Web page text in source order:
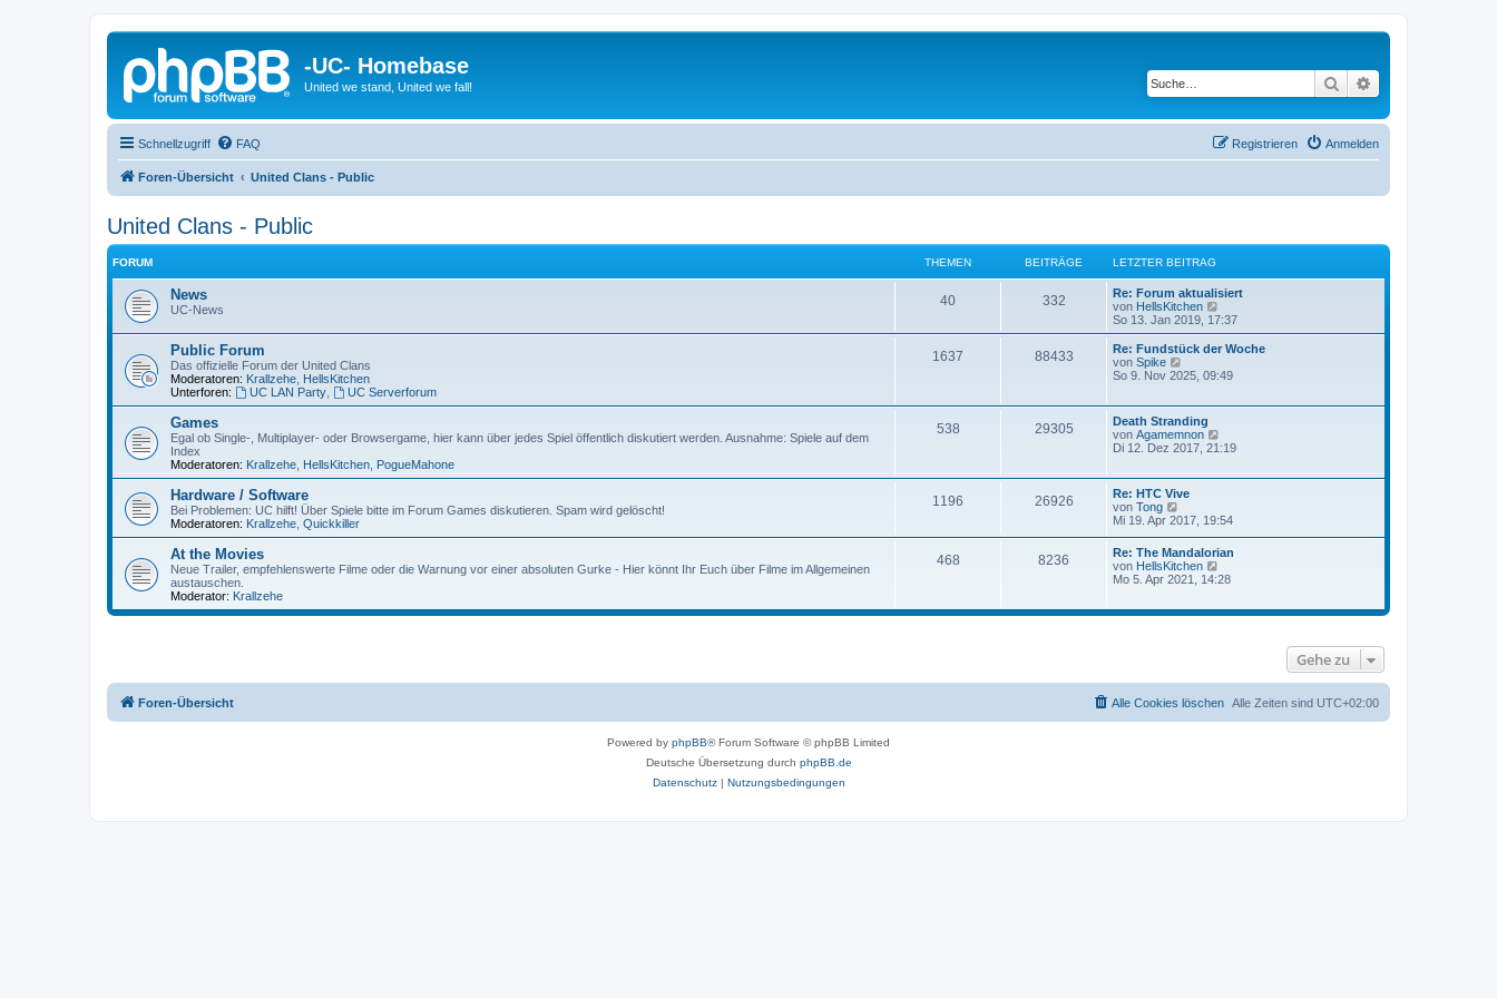
-UC- Homebase
United we stand, United we fall! Suche
Schnellzugriff FAQ Anmelden
Registrieren
Foren-Übersicht United Clans - Public
United Clans - Public
FORUM THEMEN BEITRÄGE LETZTER BEITRAG
News
UC-News
40 332
Re: Forum aktualisiert
von HellsKitchen
e
u
e
t
B
t
a
So 13. Jan 2019, 17:37
Public Forum
Das offizielle Forum der United Clans
Moderatoren: Krallzehe HellsKitchen
Unterforen:
UC LAN Party, UC Serverforum
1637 88433
Re: Fundstück der Woche
von Spike
e
s
t
e
r
e
i
r
a
g
So 9. Nov 2025, 09:49
Games
Egal ob Single-, Multiplayer- oder Browsergame, hier kann über jedes Spiel öffentlich diskutiert werden. Ausnahme: Spiele auf dem
Index
Moderatoren: Krallzehe HellsKitchen PogueMahone
538 29305
Death Stranding
von Agamemnon
e
e
r
B
e
t
a
g
Di 12. Dez 2017, 21:19
Hardware / Software
Bei Problemen: UC hilft! Über Spiele bitte im Forum Games diskutieren. Spam wird gelöscht!
Moderatoren: Krallzehe Quickkiller
1196 26926
Re: HTC Vive
von Tong
e
s
t
e
B
Mi 19. Apr 2017, 19:54
At the Movies
Neue Trailer, empfehlenswerte Filme oder die Warnung vor einer absoluten Gurke - Hier könnt Ihr Euch über Filme im Allgemeinen
austauschen.
Moderator: Krallzehe
468 8236
Re: The Mandalorian
von HellsKitchen
e
s
e
i
t
r
Mo 5. Apr 2021, 14:28
Gehe zu
Foren-Übersicht Alle Zeiten sind UTC+02:00
Alle Cookies löschen
Powered by phpBB® Forum Software © phpBB Limited
Deutsche Übersetzung durch phpBB.de
Datenschutz| Nutzungsbedingungen